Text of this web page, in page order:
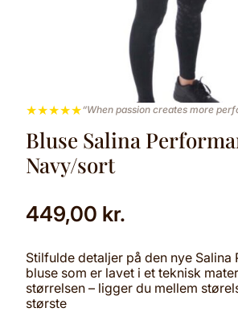
★★★★★“When passion creates more
Bluse Salina
Navy/sort
449,00 kr.
Stilfulde detaljer på den nye Salina
bluse som er lavet i et teknisk
størrelsen – ligger du mellem
største